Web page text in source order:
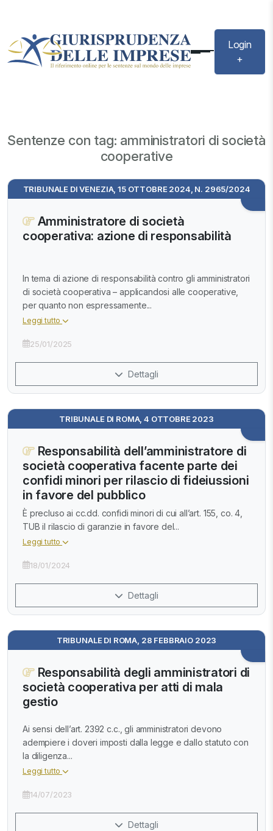
Login
+
Sentenze con tag: amministratori di società
cooperative
TRIBUNALE DI VENEZIA, 15 OTTOBRE 2024, N. 2965/2024
Amministratore di società
cooperativa: azione di responsabilità
In tema di azione di responsabilità contro gli amministratori
di società cooperativa – applicandosi alle cooperative,
per quanto non espressamente...
Leggi tutto
25/01/2025
Dettagli
TRIBUNALE DI ROMA, 4 OTTOBRE 2023
Responsabilità dell’amministratore di
società cooperativa facente parte dei
confidi minori per rilascio di fideiussioni
in favore del pubblico
È precluso ai cc.dd. confidi minori di cui all’art. 155, co. 4,
TUB il rilascio di garanzie in favore del...
Leggi tutto
18/01/2024
Dettagli
TRIBUNALE DI ROMA, 28 FEBBRAIO 2023
Responsabilità degli amministratori di
società cooperativa per atti di mala
gestio
Ai sensi dell’art. 2392 c.c., gli amministratori devono
adempiere i doveri imposti dalla legge e dallo statuto con
la diligenza...
Leggi tutto
14/07/2023
Dettagli